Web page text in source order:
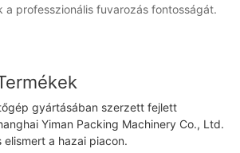
a professzionális fuvarozás fontosságát.
gyártásában szerzett fejlett
Yiman Packing Machinery Co., Ltd.
elismert a hazai piacon.